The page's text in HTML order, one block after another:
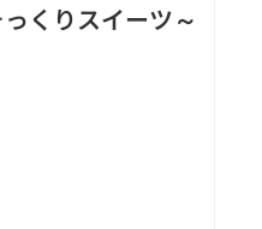
くりスイーツ～